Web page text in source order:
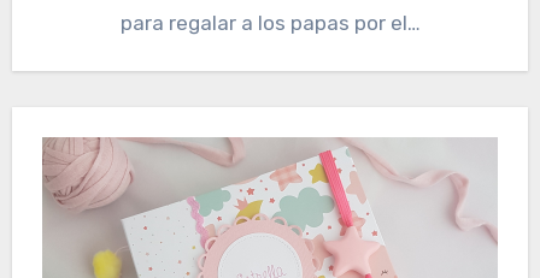
para regalar a los papas por el…